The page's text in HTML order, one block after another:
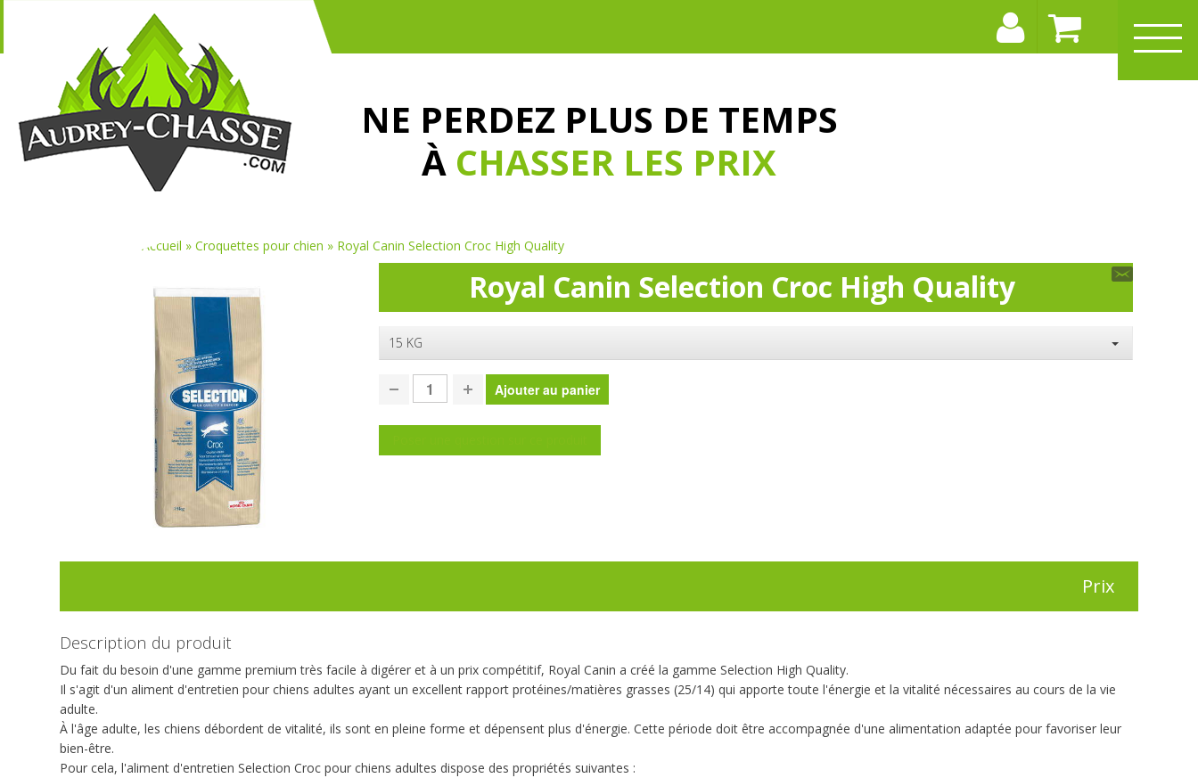
NE PERDEZ PLUS DE TEMPS
À CHASSER LES PRIX
Accueil »Croquettes pour chien » Royal Canin Selection Croc High Quality
Royal Canin Selection Croc High Quality
15 KG
Prix
Description du produit
Du fait du besoin d'une gamme premium très facile à digérer et à un prix compétitif, Royal Canin a créé la gamme Selection High Quality.
Il s'agit d'un aliment d'entretien pour chiens adultes ayant un excellent rapport protéines/matières grasses (25/14) qui apporte toute l'énergie et la vitalité nécessaires au cours de la vie
adulte.
À l'âge adulte, les chiens débordent de vitalité, ils sont en pleine forme et dépensent plus d'énergie. Cette période doit être accompagnée d'une alimentation adaptée pour favoriser leur
bien-être.
Pour cela, l'aliment d'entretien Selection Croc pour chiens adultes dispose des propriétés suivantes :